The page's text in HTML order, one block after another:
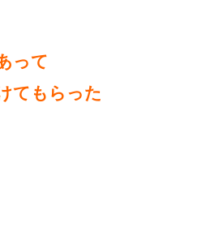
って
てもらった